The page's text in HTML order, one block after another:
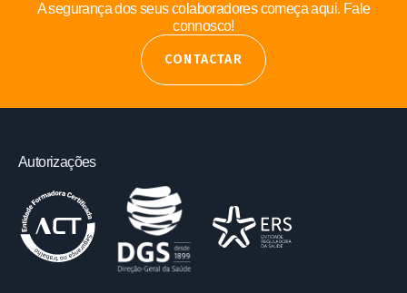
A segurança dos seus colaboradores começa aqui. Fale
connosco!
CONTACTAR
Autorizações